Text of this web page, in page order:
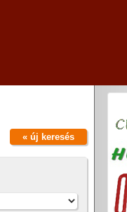
« új keresés